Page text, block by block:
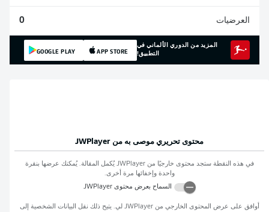
العرضيات 0
المزيد من الدوري الألماني في
التطبيق!
APP STORE
GOOGLE PLAY
محتوى تحريري موصى به من JWPlayer
في هذه النقطة ستجد محتوى خارجيًا منJWPlayer يُكمل المقالة. يُمكنك عرضها بنقرة
واحدة وإخفائها مرة أخرى.
السماح بعرض محتوىJWPlayer
أوافق على عرض المحتوى الخارجي منJWPlayer لي. يتيح ذلك نقل البيانات الشخصية إلى